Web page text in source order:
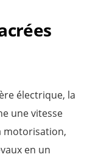
électrique, la
une vitesse
motorisation,
en un